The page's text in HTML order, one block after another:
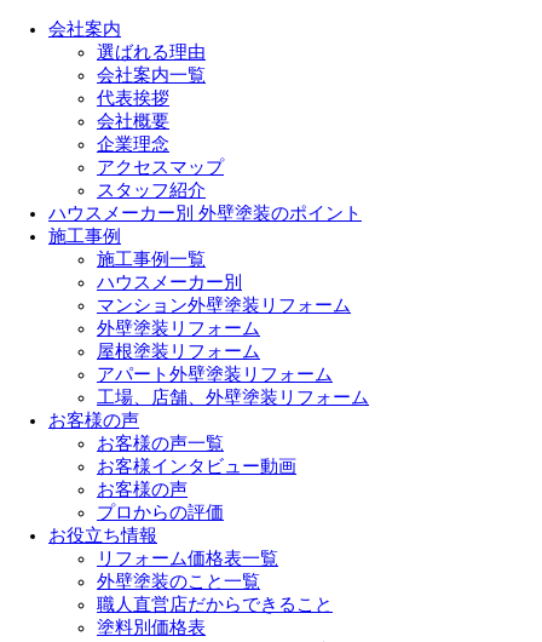
会社案内
選ばれる理由
会社案内一覧
代表挨拶
会社概要
企業理念
アクセスマップ
スタッフ紹介
ハウスメーカー別 外壁塗装のポイント
施工事例
施工事例一覧
ハウスメーカー別
マンション外壁塗装リフォーム
外壁塗装リフォーム
屋根塗装リフォーム
アパート外壁塗装リフォーム
工場、店舗、外壁塗装リフォーム
お客様の声
お客様の声一覧
お客様インタビュー動画
お客様の声
プロからの評価
お役立ち情報
リフォーム価格表一覧
外壁塗装のこと一覧
職人直営店だからできること
塗料別価格表